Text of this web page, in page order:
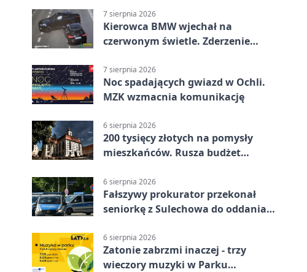
7 sierpnia 2026
Kierowca BMW wjechał na
czerwonym świetle. Zderzenie
7 sierpnia 2026
Noc spadających gwiazd w Ochli.
MZK wzmacnia komunikację
6 sierpnia 2026
200 tysięcy złotych na pomysły
mieszkańców. Rusza budżet
6 sierpnia 2026
Fałszywy prokurator przekonał
seniorkę z Sulechowa do oddania
6 sierpnia 2026
Zatonie zabrzmi inaczej - trzy
wieczory muzyki w Parku